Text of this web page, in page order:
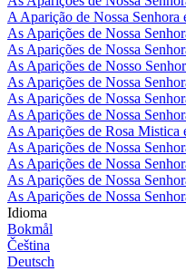
A Aparição de Nossa Senhora
As Aparições de Nossa
As Aparições de Nossa
As Aparições de Nosso
As Aparições de Nossa
As Aparições de Nossa
As Aparições de Nossa
As Aparições de Rosa
As Aparições de Nossa
As Aparições de Nossa
As Aparições de Nossa
As Aparições de Nossa
Idioma
Bokmål
Čeština
Deutsch